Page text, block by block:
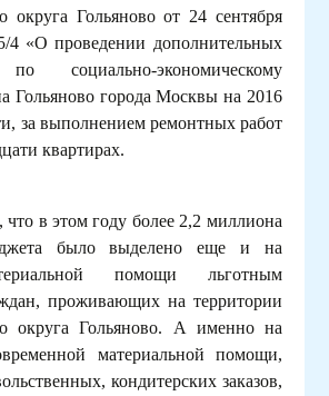
округа Гольяново от 24 сентября
«О проведении дополнительных
социально-экономическому
Гольяново города Москвы на 2016
за выполнением ремонтных работ
квартирах.
что в этом году более 2,2 миллиона
было выделено еще и на
помощи льготным
проживающих на территории
округа Гольяново. А именно на
материальной помощи,
кондитерских заказов,